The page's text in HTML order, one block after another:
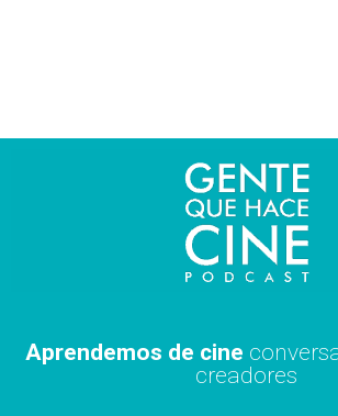
Aprendemos de cine
creadores